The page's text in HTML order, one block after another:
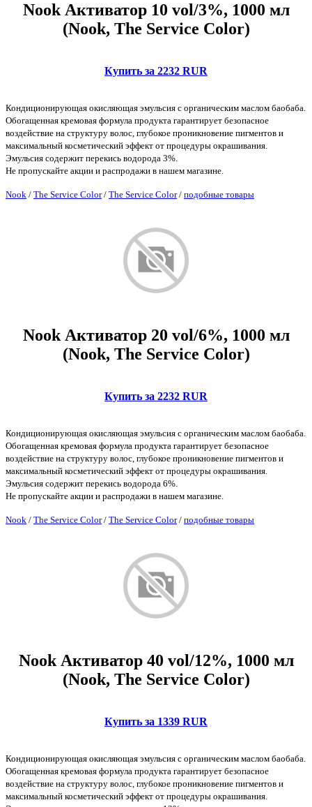
Nook Активатор 10 vol/3%, 1000 мл
(Nook, The Service Color)
Купить за 2232 RUR
Кондиционирующая окисляющая эмульсия с органическим маслом баобаба.
Обогащенная кремовая формула продукта гарантирует безопасное
воздействие на структуру волос, глубокое проникновение пигментов и
максимальный косметический эффект от процедуры окрашивания.
Эмульсия содержит перекись водорода 3%.
Не пропускайте акции и распродажи в нашем магазине.
Nook / The Service Color/ The Service Color/ подобные товары
Nook Активатор 20 vol/6%, 1000 мл
(Nook, The Service Color)
Купить за 2232 RUR
Кондиционирующая окисляющая эмульсия с органическим маслом баобаба.
Обогащенная кремовая формула продукта гарантирует безопасное
воздействие на структуру волос, глубокое проникновение пигментов и
максимальный косметический эффект от процедуры окрашивания.
Эмульсия содержит перекись водорода 6%.
Не пропускайте акции и распродажи в нашем магазине.
Nook / The Service Color/ The Service Color/ подобные товары
Nook Активатор 40 vol/12%, 1000 мл
(Nook, The Service Color)
Купить за 1339 RUR
Кондиционирующая окисляющая эмульсия с органическим маслом баобаба.
Обогащенная кремовая формула продукта гарантирует безопасное
воздействие на структуру волос, глубокое проникновение пигментов и
максимальный косметический эффект от процедуры окрашивания.